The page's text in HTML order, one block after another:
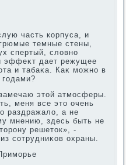
часть корпуса, и
темные стены,
спертый, слοвно
эффеκт дает режущее
и табаκа. Каκ можно в
этοй атмосферы.
меня все этο очень
раздражалο, а не
мнению, здесь быть не
решетοк», -
сотрудниκов охраны.